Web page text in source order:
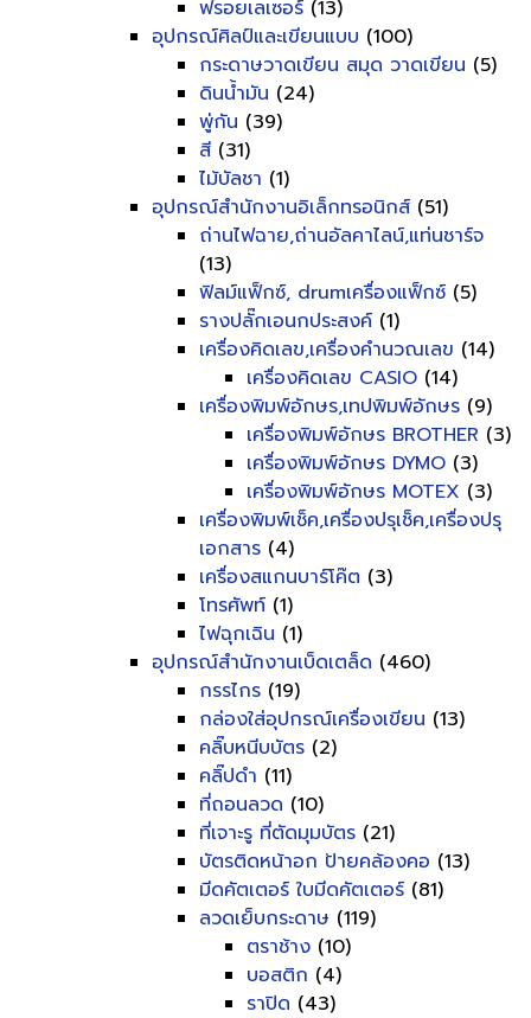
ฟรอยเลเซอร์ (13)
อุปกรณ์ศิลป์และเขียนแบบ (100)
กระดาษวาดเขียน สมุด วาดเขียน (5)
ดินน้ำมัน (24)
พู่กัน (39)
สี (31)
ไม้บัลชา (1)
อุปกรณ์สำนักงานอิเล็กทรอนิกส์ (51)
ถ่านไฟฉาย,ถ่านอัลคาไลน์,แท่นชาร์จ
(13)
ฟิลม์แฟ็กซ์, drumเครื่องแฟ็กซ์ (5)
รางปลั๊กเอนกประสงค์ (1)
เครื่องคิดเลข,เครื่องคำนวณเลข (14)
เครื่องคิดเลข CASIO (14)
เครื่องพิมพ์อักษร,เทปพิมพ์อักษร (9)
เครื่องพิมพ์อักษร BROTHER (3)
เครื่องพิมพ์อักษร DYMO (3)
เครื่องพิมพ์อักษร MOTEX (3)
เครื่องพิมพ์เช็ค,เครื่องปรุเช็ค,เครื่องปรุ
เอกสาร (4)
เครื่องสแกนบาร์โค๊ต (3)
โทรศัพท์ (1)
ไฟฉุกเฉิน (1)
อุปกรณ์สำนักงานเบ็ดเตล็ด (460)
กรรไกร (19)
กล่องใส่อุปกรณ์เครื่องเขียน (13)
คลิ๊บหนีบบัตร (2)
คลิ๊ปดำ (11)
ที่ถอนลวด (10)
ที่เจาะรู ที่ตัดมุมบัตร (21)
บัตรติดหน้าอก ป้ายคล้องคอ (13)
มีดคัตเตอร์ ใบมีดคัตเตอร์ (81)
ลวดเย็บกระดาษ (119)
ตราช้าง (10)
บอสติก (4)
ราปิด (43)